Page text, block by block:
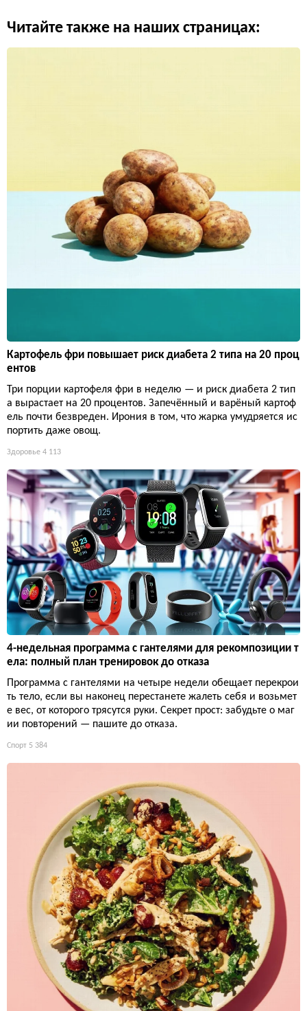
Читайте также на наших страницах:
Картофель фри повышает риск диабета 2 типа на 20 проц
ентов
Три порции картофеля фри в неделю — и риск диабета 2 тип
а вырастает на 20 процентов. Запечённый и варёный картоф
ель почти безвреден. Ирония в том, что жарка умудряется ис
портить даже овощ.
Здоровье 4 113
4-недельная программа с гантелями для рекомпозиции т
ела: полный план тренировок до отказа
Программа с гантелями на четыре недели обещает перекрои
ть тело, если вы наконец перестанете жалеть себя и возьмет
е вес, от которого трясутся руки. Секрет прост: забудьте о маг
ии повторений — пашите до отказа.
Спорт 5 384